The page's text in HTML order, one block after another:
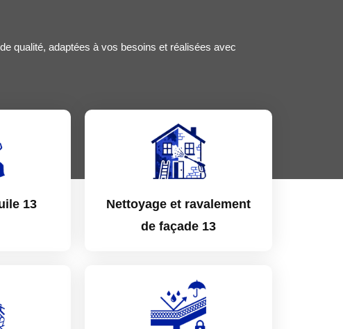
qualité, adaptées à vos besoins et réalisées avec
13
Nettoyage et ravalement
de façade 13